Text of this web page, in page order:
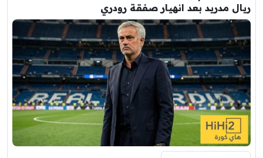
ريال مدريد بعد انهيار صفقة رودري